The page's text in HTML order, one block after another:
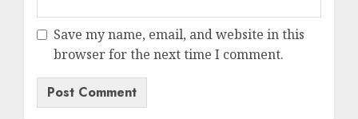
Save my name, email, and website in this
browser for the next time I comment.